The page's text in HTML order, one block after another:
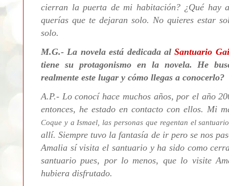
cierran la puerta de mi habitación? ¿Qué hay
querías que te dejaran solo. No quieres estar
solo.
M.G.- La novela está dedicada alSantuario
tiene su protagonismo en la novela. He
realmente este lugar y cómo llegas a conocerlo?
A.P.- Lo conocí hace muchos años, por el año
entonces, he estado en contacto con ellos. Mi
Coque y a Ismael, las personas que regentan el
allí. Siempre tuvo la fantasía de ir pero se nos
Amalia sí visita el santuario y ha sido como
santuario pues, por lo menos, que lo visite
hubiera disfrutado.